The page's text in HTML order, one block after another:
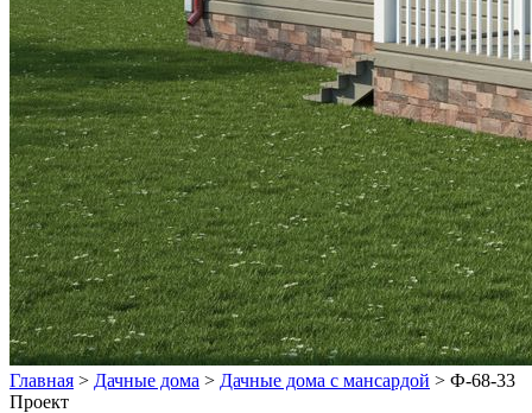
Главная > Дачные дома > Дачные дома с мансардой > Ф-68-33
Проект